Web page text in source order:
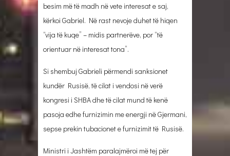
besim më të madh në vete interesat e saj,
kërkoi Gabriel. Në rast nevoje duhet të hiqen
“vija të kuqe” – midis partnerëve, por “të
orientuar në interesat tona”.
Si shembuj Gabrieli përmendi sanksionet
kundër Rusisë, të cilat i vendosi në verë
kongresi i SHBA dhe të cilat mund të kenë
pasoja edhe furnizimin me energji në Gjermani,
sepse prekin tubacionet e furnizimit të Rusisë.
Ministri i Jashtëm paralajmëroi më tej për